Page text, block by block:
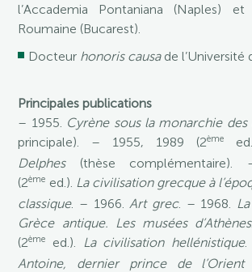
l’Accademia Pontaniana (Naples) et
Roumaine (Bucarest).
Docteur honoris causade l’Université
Principales publications
– 1955. Cyrène sous la monarchie des
principale). – 1955, 1989 (2ème
Delphes(thèse complémentaire).
(2ème ed.). La civilisation grecque à
classique. – 1966. Art grec. – 1968.
Grèce antique. Les musées d’Athènes
(2ème ed.). La civilisation hellénistique.
Antoine, dernier prince de l’Orient